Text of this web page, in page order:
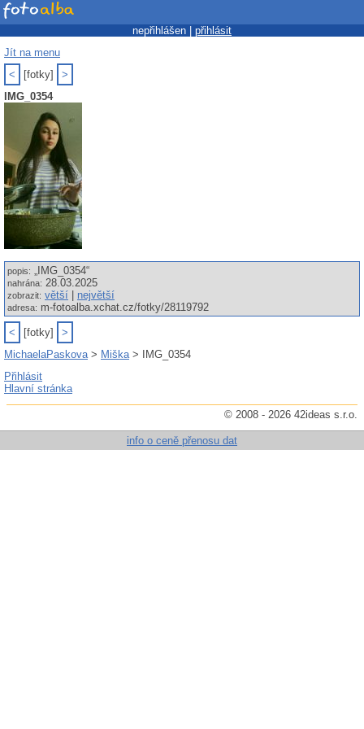
nepřihlášen | přihlásit
Jít na menu
<
[fotky]
>
IMG_0354
popis: „IMG_0354“
nahrána: 28.03.2025
zobrazit: větší největší
adresa: m-fotoalba.xchat.cz/fotky/28119792
< [fotky]
>
MichaelaPaskova> Miška> IMG_0354
Přihlásit
Hlavní stránka
© 2008 - 2026 42ideas s.r.o.
info o ceně přenosu dat